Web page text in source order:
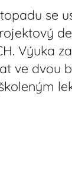
se
Výuka
ve dvou